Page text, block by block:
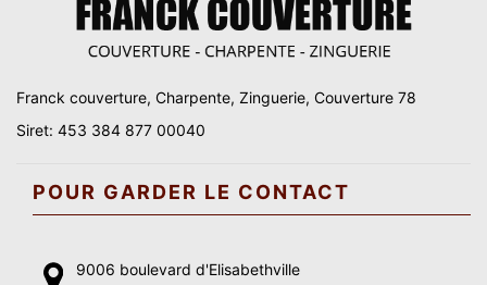
Franck couverture, Charpente, Zinguerie, Couverture 78
Siret: 453 384 877 00040
POUR GARDER LE CONTACT
9006 boulevard d'Elisabethville